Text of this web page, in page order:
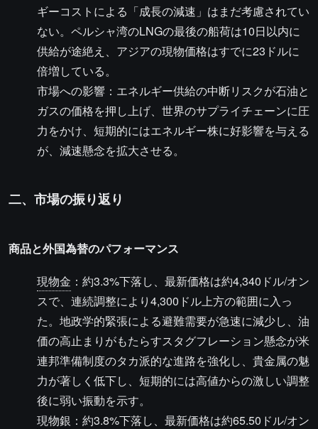
ギーコストによる「成長の減速」はまだ考慮されてい
ない。ペルシャ湾のLNGの最後の船荷は10日以内に
供給が途絶え、アジアの現物価格はすでに23ドルに
倍増している。
市場への影響：エネルギー供給の中断リスクが石油と
ガスの価格を押し上げ、世界のサプライチェーンに圧
力をかけ、短期的にはエネルギー株に好影響を与える
が、減速懸念を拡大させる。
二、市場の振り返り
商品と外国為替のパフォーマンス
現物金 ：約3.3%下落し、最新価格は約4,340ドル/オン
スで、連続調整により4,300ドル上方の範囲に入っ
た。地政学的緊張による避難需要が急速に減少し、油
価の高止まりがもたらすスタグフレーション懸念が米
連邦準備制度のタカ派的な進路を強化し、貴金属の魅
力が著しく低下し、短期的には高値からの激しい調整
後に弱い振動を示す。
現物銀 ：約3.8%下落し、最新価格は約65.50ドル/オン